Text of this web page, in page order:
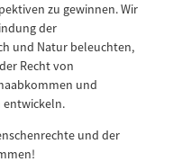
zu gewinnen. Wir
der
und Natur beleuchten,
Recht von
und
entwickeln.
und der